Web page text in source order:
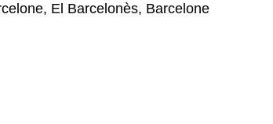
El Barcelonès, Barcelone